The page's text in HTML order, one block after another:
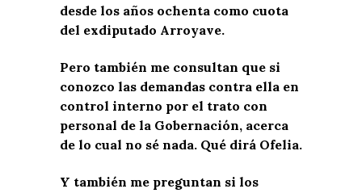
desde los años ochenta como cuota
del exdiputado Arroyave.
Pero también me consultan que si
conozco las demandas contra ella en
control interno por el trato con
personal de la Gobernación, acerca
de lo cual no sé nada. Qué dirá Ofelia.
Y también me preguntan si los